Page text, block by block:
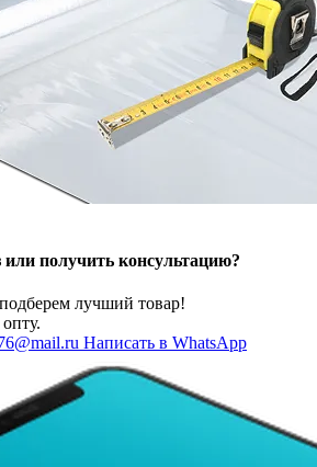
или получить консультацию?
лучший товар!
Написать в WhatsApp